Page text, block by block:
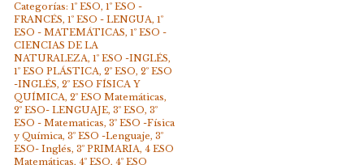
Categorías: 1º ESO, 1º ESO -
FRANCÉS, 1º ESO - LENGUA, 1º
ESO - MATEMÁTICAS, 1º ESO -
CIENCIAS DE LA
NATURALEZA, 1º ESO -INGLÉS,
1º ESO PLÁSTICA, 2º ESO, 2º ESO
-INGLÉS, 2º ESO FÍSICA Y
QUÍMICA, 2º ESO Matemáticas,
2º ESO- LENGUAJE, 3º ESO, 3º
ESO - Matematicas, 3º ESO -Física
y Química, 3º ESO -Lenguaje, 3º
ESO- Inglés, 3º PRIMARIA, 4 ESO
Matemáticas, 4º ESO, 4º ESO